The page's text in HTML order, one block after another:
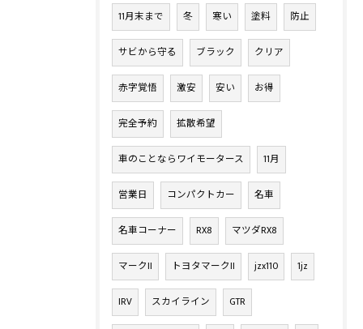
11月末まで 冬 寒い 塗料 防止
サビから守る ブラック クリア
赤字覚悟 激安 安い お得
完全予約 拡散希望
車のことならワイモータース 11月
営業日 コンパクトカー 名車
名車コーナー RX8 マツダRX8
マークII トヨタマークII jzx110 1jz
IRV スカイライン GTR